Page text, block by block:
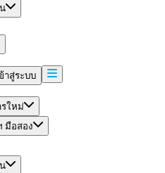
าสู่ระบบ
ใหม่
มือสอง